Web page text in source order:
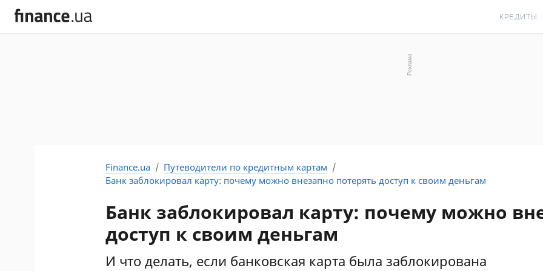
КРЕДИТЫ
СТАТЬИ
Finance.ua
Путеводители по кредитным картам
Банк заблокировал карту: почему можно внезапно потерять доступ к своим деньгам
Банк заблокировал карту: почему можно
доступ к своим деньгам
И что делать, если банковская карта была заблокирована